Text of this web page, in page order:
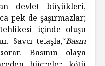
devlet büyükleri,
pek de şaşırmazlar;
içinde oluşu
Savcı telaşla,“Basın
Basının olaya